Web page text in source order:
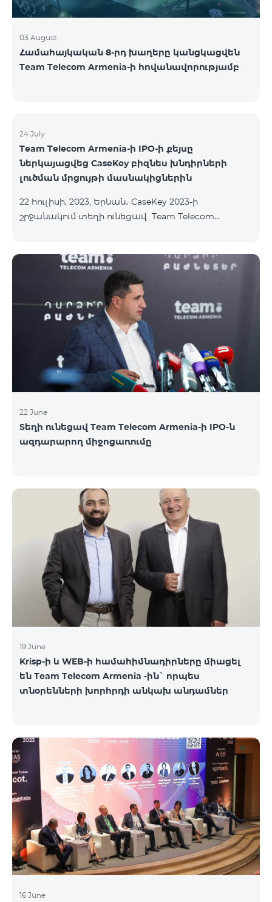
03 August
Համահայկական 8-րդ խաղերը կանցկացվեն
Team Telecom Armenia-ի հովանավորությամբ
24 July
Team Telecom Armenia-ի IPO-ի քեյսը
ներկայացվեց CaseKey բիզնես խնդիրների
լուծման մրցույթի մասնակիցներին
22 հուլիսի, 2023, Երևան․ CaseKey 2023-ի
շրջանակում տեղի ունեցավ Team Telecom
Հայաստանի տարբեր բուհերից շուրջ 200
երիտասարդներ ծանոթացան առաջնային
հրապարակային տեղաբաշխման բոլոր
մանրամասներին ու թիմերին տրամադրվեց
ընկերության զարգացման ռազմավարական
խնդիրը։ Լուծումներ առաջարկելու համար թիմերն
ունենալու են ընդամենը 72 ժամ։ Հաջողություն
մաղթելով մրցույթի մասնակիցներին Team
Telecom Armenia-ի գլխավոր տնօրեն Հայկ
Եսայանը նշեց, որ
22 June
Տեղի ունեցավ Team Telecom Armenia-ի IPO-ն
ազդարարող միջոցառումը
19 June
Krisp-ի և WEB-ի համահիմնադիրները միացել
են Team Telecom Armenia -ին` որպես
տնօրենների խորհրդի անկախ անդամներ
16 June